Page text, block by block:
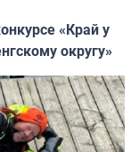
«Край у
округу»